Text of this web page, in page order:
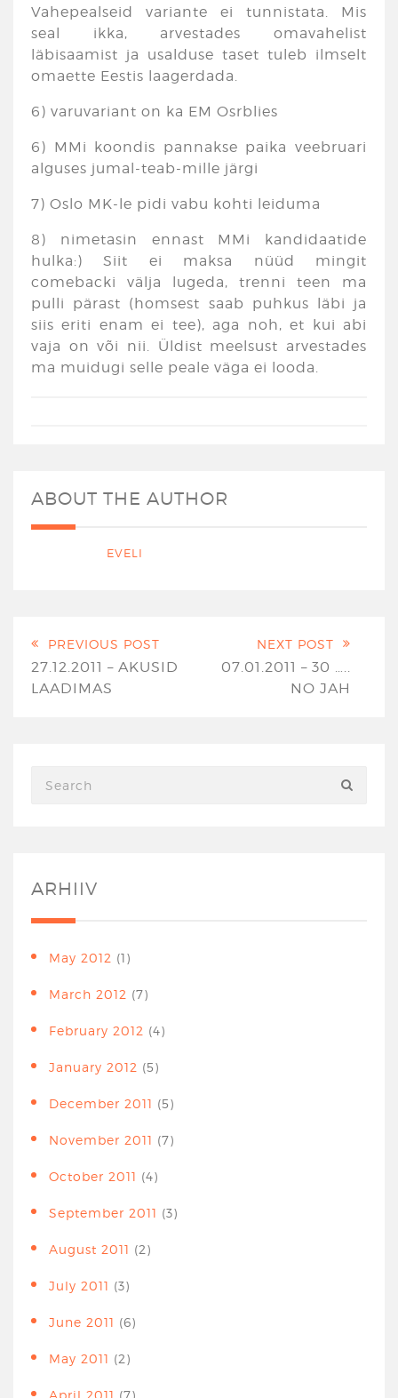
Vahepealseid variante ei tunnistata. Mis
seal ikka, arvestades omavahelist
läbisaamist ja usalduse taset tuleb ilmselt
omaette Eestis laagerdada.
6) varuvariant on ka EM Osrblies
6) MMi koondis pannakse paika veebruari
alguses jumal-teab-mille järgi
7) Oslo MK-le pidi vabu kohti leiduma
8) nimetasin ennast MMi kandidaatide
hulka:) Siit ei maksa nüüd mingit
comebacki välja lugeda, trenni teen ma
pulli pärast (homsest saab puhkus läbi ja
siis eriti enam ei tee), aga noh, et kui abi
vaja on või nii. Üldist meelsust arvestades
ma muidugi selle peale väga ei looda.
ABOUT THE AUTHOR
EVELI
PREVIOUS POST
27.12.2011 – AKUSID
LAADIMAS
NEXT POST
07.01.2011 – 30 …..
NO JAH
ARHIIV
May 2012 (1)
March 2012 (7)
February 2012 (4)
January 2012 (5)
December 2011 (5)
November 2011 (7)
October 2011 (4)
September 2011 (3)
August 2011 (2)
July 2011 (3)
June 2011 (6)
May 2011 (2)
April 2011 (7)